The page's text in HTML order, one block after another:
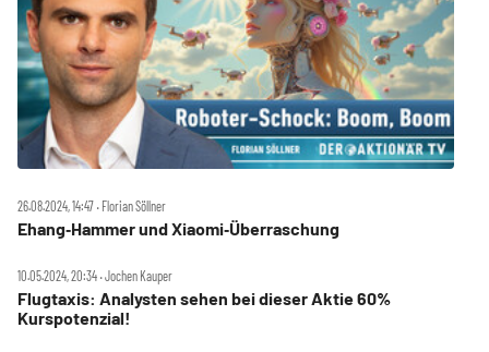
26.08.2024, 14:47 ‧ Florian Söllner
Ehang‑Hammer und Xiaomi‑Überraschung
10.05.2024, 20:34 ‧ Jochen Kauper
Flugtaxis: Analysten sehen bei dieser Aktie 60%
Kurspotenzial!